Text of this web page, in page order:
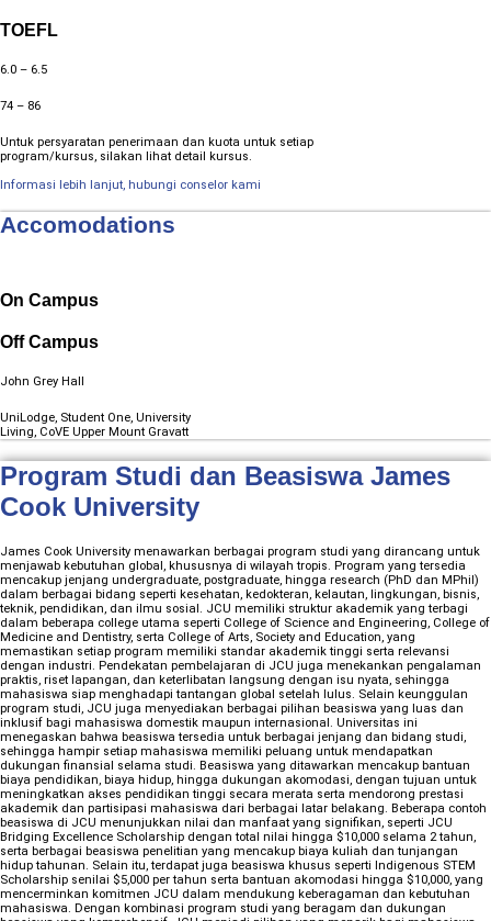
TOEFL
6.0 – 6.5
74 – 86
Untuk persyaratan penerimaan dan kuota untuk setiap
program/kursus, silakan lihat detail kursus.
Informasi lebih lanjut, hubungi conselor kami
Accomodations
On Campus
Off Campus
John Grey Hall
UniLodge, Student One, University
Living, CoVE Upper Mount Gravatt
Program Studi dan Beasiswa James
Cook University
James Cook University menawarkan berbagai program studi yang dirancang untuk
menjawab kebutuhan global, khususnya di wilayah tropis. Program yang tersedia
mencakup jenjang undergraduate, postgraduate, hingga research (PhD dan MPhil)
dalam berbagai bidang seperti kesehatan, kedokteran, kelautan, lingkungan, bisnis,
teknik, pendidikan, dan ilmu sosial. JCU memiliki struktur akademik yang terbagi
dalam beberapa college utama seperti College of Science and Engineering, College of
Medicine and Dentistry, serta College of Arts, Society and Education, yang
memastikan setiap program memiliki standar akademik tinggi serta relevansi
dengan industri. Pendekatan pembelajaran di JCU juga menekankan pengalaman
praktis, riset lapangan, dan keterlibatan langsung dengan isu nyata, sehingga
mahasiswa siap menghadapi tantangan global setelah lulus. Selain keunggulan
program studi, JCU juga menyediakan berbagai pilihan beasiswa yang luas dan
inklusif bagi mahasiswa domestik maupun internasional. Universitas ini
menegaskan bahwa beasiswa tersedia untuk berbagai jenjang dan bidang studi,
sehingga hampir setiap mahasiswa memiliki peluang untuk mendapatkan
dukungan finansial selama studi. Beasiswa yang ditawarkan mencakup bantuan
biaya pendidikan, biaya hidup, hingga dukungan akomodasi, dengan tujuan untuk
meningkatkan akses pendidikan tinggi secara merata serta mendorong prestasi
akademik dan partisipasi mahasiswa dari berbagai latar belakang. Beberapa contoh
beasiswa di JCU menunjukkan nilai dan manfaat yang signifikan, seperti JCU
Bridging Excellence Scholarship dengan total nilai hingga $10,000 selama 2 tahun,
serta berbagai beasiswa penelitian yang mencakup biaya kuliah dan tunjangan
hidup tahunan. Selain itu, terdapat juga beasiswa khusus seperti Indigenous STEM
Scholarship senilai $5,000 per tahun serta bantuan akomodasi hingga $10,000, yang
mencerminkan komitmen JCU dalam mendukung keberagaman dan kebutuhan
mahasiswa. Dengan kombinasi program studi yang beragam dan dukungan